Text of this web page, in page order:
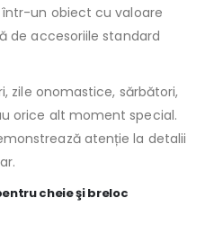
un obiect cu valoare
de accesoriile standard
zile onomastice, sărbători,
orice alt moment special.
atenție la detalii
cheie şi breloc